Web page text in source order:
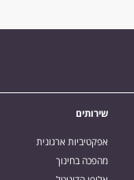
שירותים
אפקטיביות ארגונית
מהפכה בחינוך